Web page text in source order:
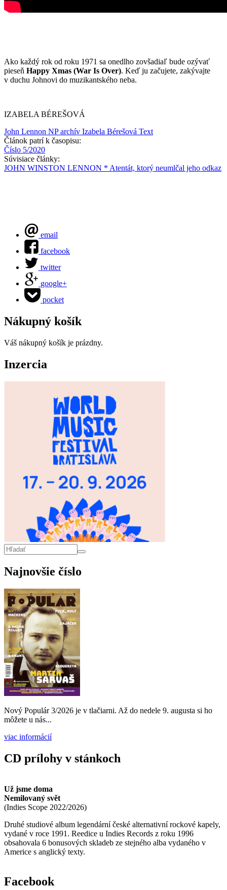
Ako každý rok od roku 1971 sa onedlho zovšadiaľ bude ozývať
pieseň Happy Xmas (War Is Over). Keď ju začujete, zakývajte
v duchu Johnovi do muzikantského neba.
IZABELA BÉREŠOVÁ
John Lennon NP archív Izabela Bérešová Text
Článok patrí k časopisu:
Číslo 5/2020
Súvisiace články:
JOHN WINSTON LENNON * Atentát, ktorý neumlčal jeho odkaz
email
facebook
twitter
google+
pocket
Nákupný košík
Váš nákupný košík je prázdny.
Inzercia
Najnovšie číslo
Nový Populár 3/2026 je v tlačiarni. Až do nedele 9. augusta si ho
môžete u nás...
viac informácií
CD prílohy v stánkoch
Už jsme doma
Nemilovaný svět
(Indies Scope 2022/2026)
Druhé studiové album legendární české alternativní rockové kapely,
vydané v roce 1991. Reedice u Indies Records z roku 1996
obsahovala 6 bonusových skladeb ze stejného alba vydaného v
Americe s anglický texty.
Facebook